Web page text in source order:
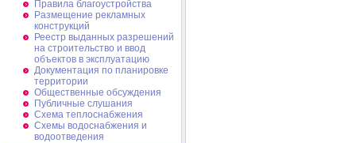
Правила благоустройства
Размещение рекламных
конструкций
Реестр выданных разрешений
на строительство и ввод
объектов в эксплуатацию
Документация по планировке
территории
Общественные обсуждения
Публичные слушания
Схема теплоснабжения
Схемы водоснабжения и
водоотведения